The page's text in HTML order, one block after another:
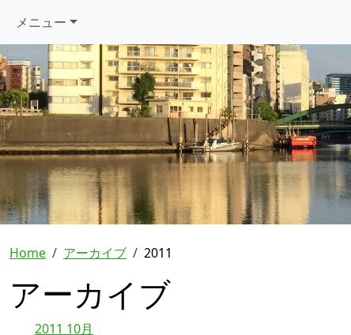
メニュー
Home アーカイブ 2011
アーカイブ
2011 10月